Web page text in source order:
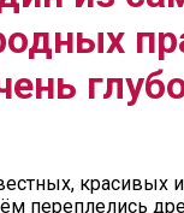
красивых
переплелись